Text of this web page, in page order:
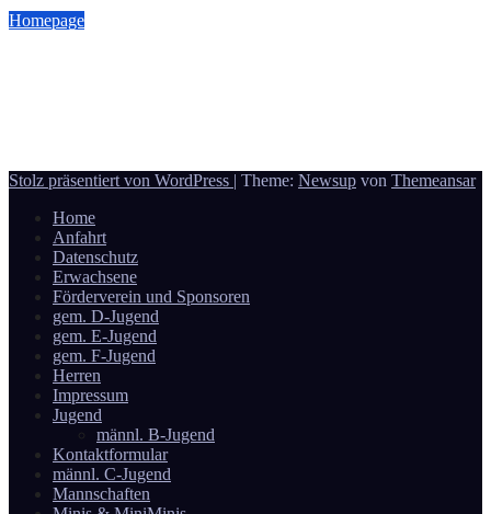
Homepage
Stolz präsentiert von WordPress
Theme: Newsup von Themeansar
Home
Anfahrt
Datenschutz
Erwachsene
Förderverein und Sponsoren
gem. D-Jugend
gem. E-Jugend
gem. F-Jugend
Herren
Impressum
Jugend
männl. B-Jugend
Kontaktformular
männl. C-Jugend
Mannschaften